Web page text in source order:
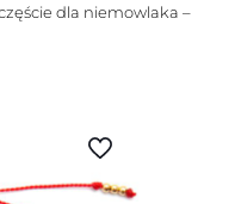
dla niemowlaka –